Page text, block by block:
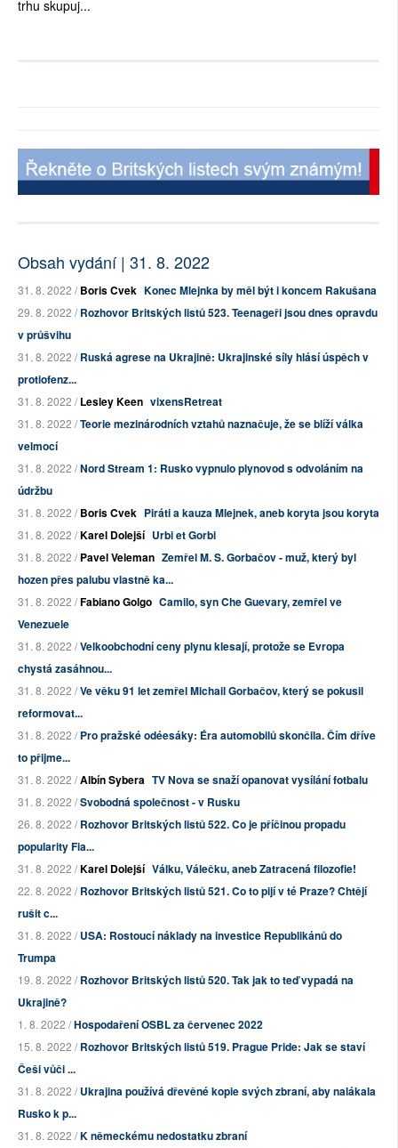
trhu skupuj...
Obsah vydání | 31. 8. 2022
31. 8. 2022 /Boris Cvek Konec Mlejnka by měl být i koncem Rakušana
29. 8. 2022 /Rozhovor Britských listů 523. Teenageři jsou dnes opravdu
v průšvihu
31. 8. 2022 /Ruská agrese na Ukrajině: Ukrajinské síly hlásí úspěch v
protiofenz...
31. 8. 2022 /Lesley Keen vixensRetreat
31. 8. 2022 /Teorie mezinárodních vztahů naznačuje, že se blíží válka
velmocí
31. 8. 2022 /Nord Stream 1: Rusko vypnulo plynovod s odvoláním na
údržbu
31. 8. 2022 /Boris Cvek Piráti a kauza Mlejnek, aneb koryta jsou koryta
31. 8. 2022 /Karel Dolejší Urbi et Gorbi
31. 8. 2022 /Pavel Veleman Zemřel M. S. Gorbačov - muž, který byl
hozen přes palubu vlastně ka...
31. 8. 2022 /Fabiano Golgo Camilo, syn Che Guevary, zemřel ve
Venezuele
31. 8. 2022 /Velkoobchodní ceny plynu klesají, protože se Evropa
chystá zasáhnou...
31. 8. 2022 /Ve věku 91 let zemřel Michail Gorbačov, který se pokusil
reformovat...
31. 8. 2022 /Pro pražské odéesáky: Éra automobilů skončila. Čím dříve
to přijme...
31. 8. 2022 /Albín Sybera TV Nova se snaží opanovat vysílání fotbalu
31. 8. 2022 /Svobodná společnost - v Rusku
26. 8. 2022 /Rozhovor Britských listů 522. Co je příčinou propadu
popularity Fia...
31. 8. 2022 /Karel Dolejší Válku, Válečku, aneb Zatracená filozofie!
22. 8. 2022 /Rozhovor Britských listů 521. Co to pijí v té Praze? Chtějí
rušit c...
31. 8. 2022 /USA: Rostoucí náklady na investice Republikánů do
Trumpa
19. 8. 2022 /Rozhovor Britských listů 520. Tak jak to teď vypadá na
Ukrajině?
1. 8. 2022 /Hospodaření OSBL za červenec 2022
15. 8. 2022 /Rozhovor Britských listů 519. Prague Pride: Jak se staví
Češi vůči ...
31. 8. 2022 /Ukrajina používá dřevěné kopie svých zbraní, aby nalákala
Rusko k p...
31. 8. 2022 /K německému nedostatku zbraní